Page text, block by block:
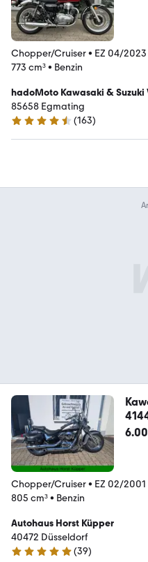
Chopper/Cruiser• EZ 04/2023
773 cm³• Benzin
hadoMoto Kawasaki &
85658 Egmating
4.5 Sterne
(163)
Chopper/Cruiser• EZ 02/2001
805 cm³• Benzin
Autohaus Horst Küpper
40472 Düsseldorf
4.9 Sterne
(39)